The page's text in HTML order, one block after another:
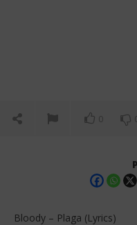
0
Bloody – Plaga (Lyrics)